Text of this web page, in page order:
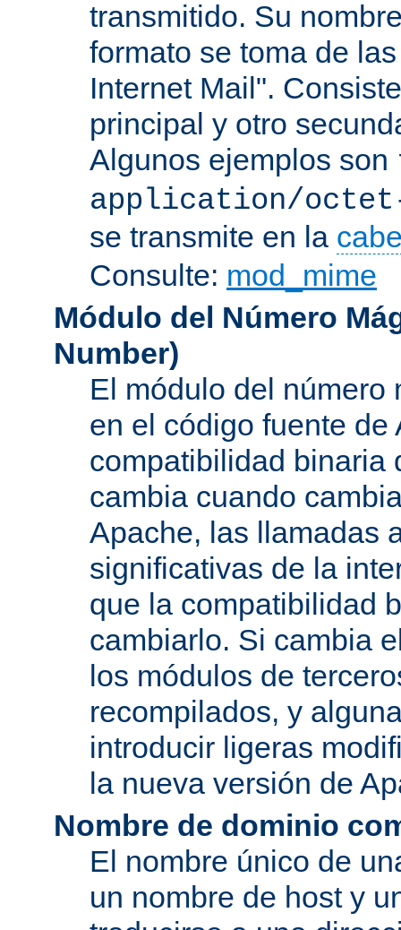
transmitido. Su
formato se toma de
Internet Mail".
principal y otro
Algunos ejemplos son
application/
se transmite en la
Consulte: mod_mime
Módulo del Número
Number)
El módulo del número
en el código fuente
compatibilidad binaria
cambia cuando
Apache, las llamadas
significativas de la
que la compatibilidad
cambiarlo. Si cambia
los módulos de
recompilados, y
introducir ligeras
la nueva versión de
Nombre de dominio
El nombre único de
un nombre de host y